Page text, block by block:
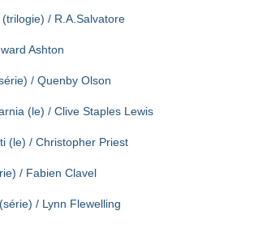
/ R.A.Salvatore
Ashton
/ Quenby Olson
(le) / Clive Staples Lewis
(le) / Christopher Priest
/ Fabien Clavel
/ Lynn Flewelling